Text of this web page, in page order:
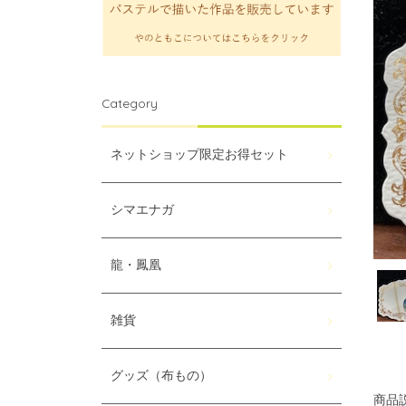
商品
Category
ネットショップ限定お得セット
シマエナガ
龍・鳳凰
雑貨
グッズ（布もの）